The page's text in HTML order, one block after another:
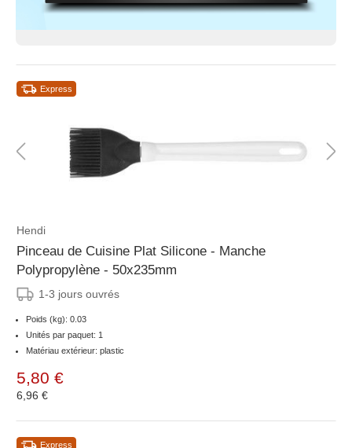
Express
Hendi
Pinceau de Cuisine Plat Silicone - Manche
Polypropylène - 50x235mm
1-3 jours ouvrés
Poids (kg): 0.03
Unités par paquet: 1
Matériau extérieur: plastic
5,80 €
6,96 €
Express